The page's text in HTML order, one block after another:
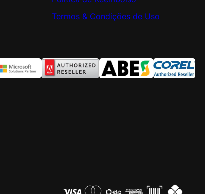
Termos & Condições de Uso